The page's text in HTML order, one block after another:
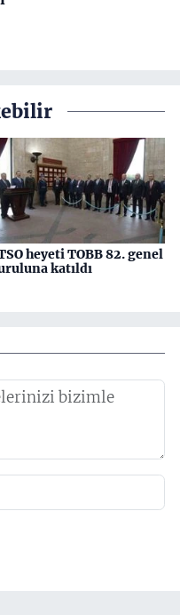
heyeti TOBB 82. genel
katıldı